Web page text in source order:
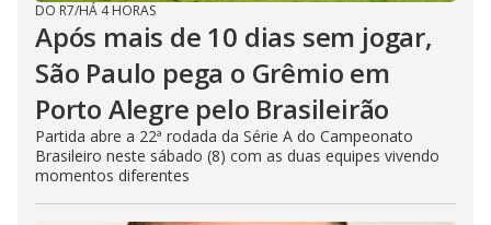
DO R7/HÁ 4 HORAS
Após mais de 10 dias sem jogar,
São Paulo pega o Grêmio em
Porto Alegre pelo Brasileirão
Partida abre a 22ª rodada da Série A do Campeonato
Brasileiro neste sábado (8) com as duas equipes vivendo
momentos diferentes